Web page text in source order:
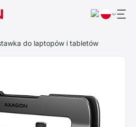
do laptopów i tabletów